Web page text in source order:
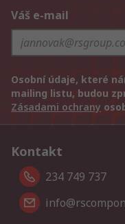
Váš e-mail
Osobní údaje, které
mailing listu, budou
Zásadami ochrany
Kontakt
234 749 737